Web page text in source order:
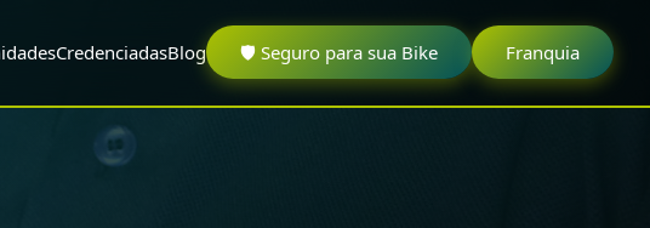
CredenciadasBlog 🛡️ Seguro para sua Bike Franquia